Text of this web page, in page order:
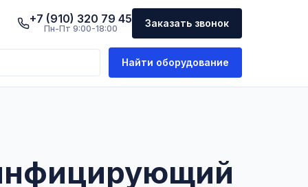
+7 (910) 320 79 45
Пн-Пт 9:00-18:00 Заказать звонок
Найти оборудование